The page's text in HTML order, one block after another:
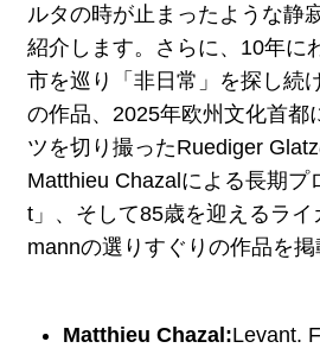
ルタの時が止まったような静
紹介します。さらに、10年に
市を巡り「非日常」を探し続
の作品、2025年欧州文化首都
ツを切り撮ったRuediger Glatz
Matthieu Chazalによる長期プ
t」、そして85歳を迎えるラ
mannの選りすぐりの作品を掲
Matthieu Chazal:Levant.